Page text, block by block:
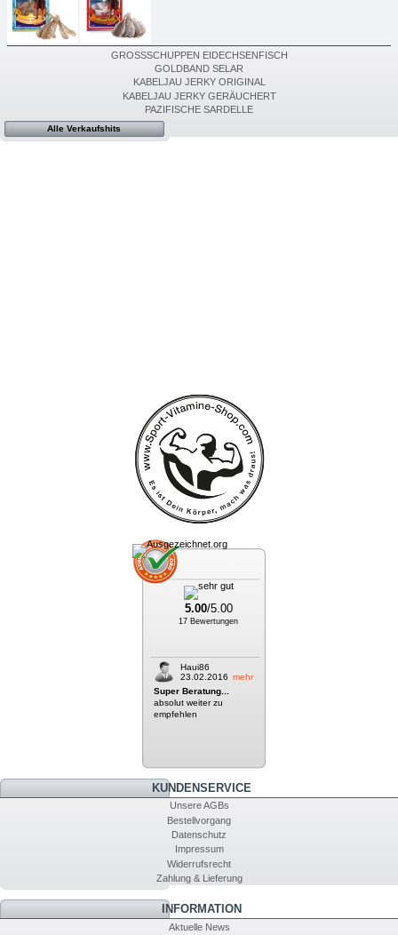
GROSSSCHUPPEN EIDECHSENFISCH
GOLDBAND SELAR
KABELJAU JERKY ORIGINAL
KABELJAU JERKY GERÄUCHERT
PAZIFISCHE SARDELLE
Alle Verkaufshits
5.00/5.00
17 Bewertungen
Haui86
23.02.2016 mehr
Super Beratung...
absolut weiter zu
empfehlen
KUNDENSERVICE
Unsere AGBs
Bestellvorgang
Datenschutz
Impressum
Widerrufsrecht
Zahlung & Lieferung
INFORMATION
Aktuelle News